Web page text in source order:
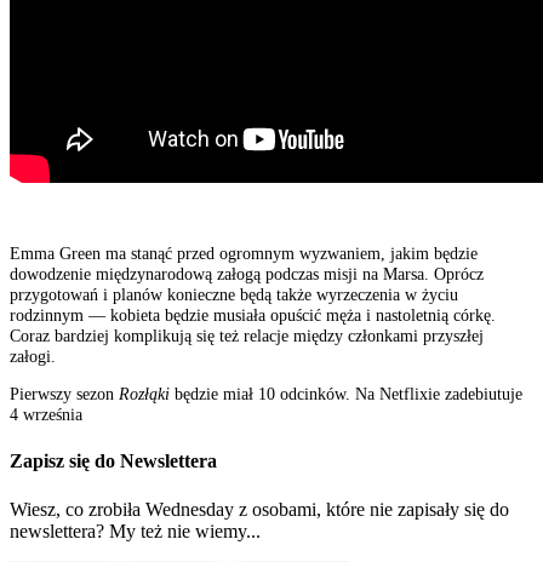
Emma Green ma stanąć przed ogromnym wyzwaniem, jakim będzie
dowodzenie międzynarodową załogą podczas misji na Marsa. Oprócz
przygotowań i planów konieczne będą także wyrzeczenia w życiu
rodzinnym — kobieta będzie musiała opuścić męża i nastoletnią córkę.
Coraz bardziej komplikują się też relacje między członkami przyszłej
załogi.
Pierwszy sezon Rozłąki będzie miał 10 odcinków. Na Netflixie zadebiutuje
4 września
Zapisz się do Newslettera
Wiesz, co zrobiła Wednesday z osobami, które nie zapisały się do
newslettera? My też nie wiemy...